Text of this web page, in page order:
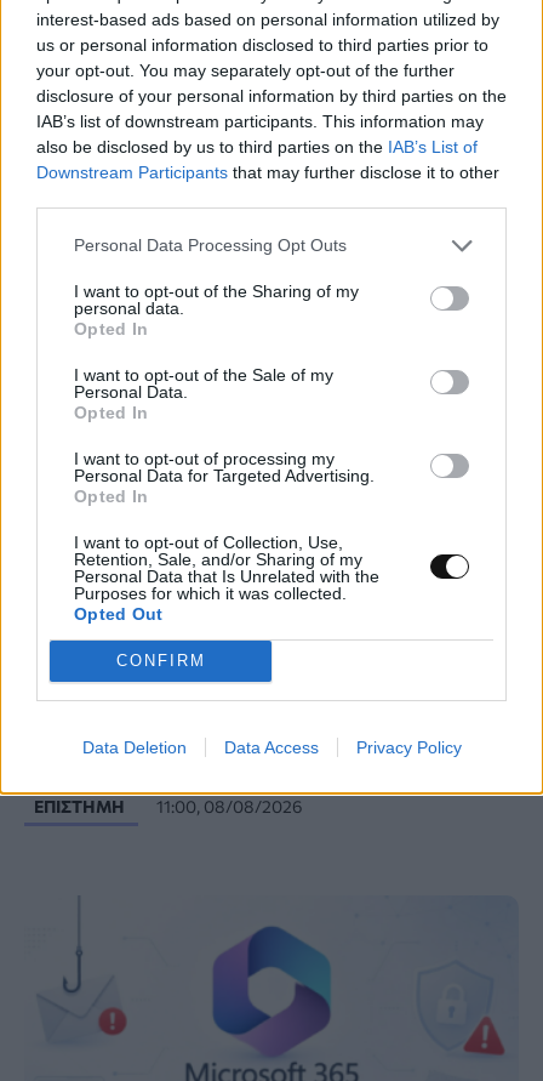
interest-based ads based on personal information utilized by
us or personal information disclosed to third parties prior to
your opt-out. You may separately opt-out of the further
disclosure of your personal information by third parties on the
IAB’s list of downstream participants. This information may
also be disclosed by us to third parties on the IAB’s List of
Downstream Participants that may further disclose it to other
Personal Data Processing Opt Outs
I want to opt-out of the Sharing of my
personal data.
Opted In
I want to opt-out of the Sale of my
Personal Data.
Opted In
I want to opt-out of processing my
Personal Data for Targeted Advertising.
Opted In
I want to opt-out of Collection, Use,
Retention, Sale, and/or Sharing of my
Personal Data that Is Unrelated with the
Purposes for which it was collected.
Opted Out
CONFIRM
Data Deletion Data Access Privacy Policy
αναλαμβάνει παραγγελίες φαγητού
ΤΕΧΝΟΛΟΓΊΑ 13:00, 08/08/2026
λειτουργίας των «λευκών λέιζερ»
ΕΠΙΣΤΉΜΗ 11:00, 08/08/2026